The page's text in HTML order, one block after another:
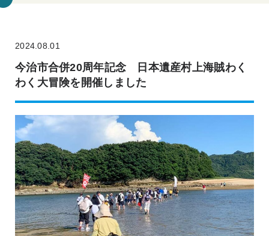
2024.08.01
今治市合併20周年記念 日本遺産村上海賊わく
わく大冒険を開催しました